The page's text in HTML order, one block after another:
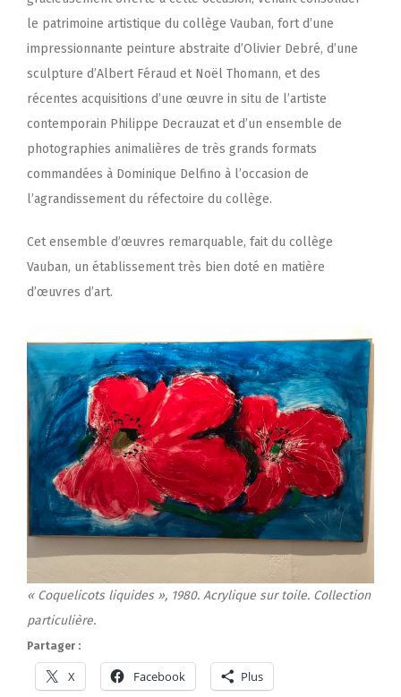
le patrimoine artistique du collège Vauban, fort d’une
impressionnante peinture abstraite d’Olivier Debré, d’une
sculpture d’Albert Féraud et Noël Thomann, et des
récentes acquisitions d’une œuvre in situ de l’artiste
contemporain Philippe Decrauzat et d’un ensemble de
photographies animalières de très grands formats
commandées à Dominique Delfino à l’occasion de
l’agrandissement du réfectoire du collège.
Cet ensemble d’œuvres remarquable, fait du collège
Vauban, un établissement très bien doté en matière
d’œuvres d’art.
« Coquelicots liquides », 1980. Acrylique sur toile. Collection
particulière.
Partager :
X Facebook Plus